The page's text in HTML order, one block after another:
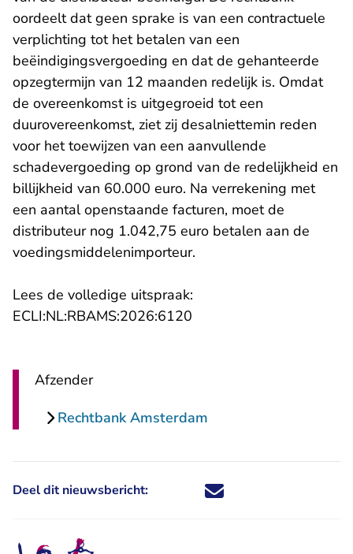
oordeelt dat geen sprake is van een contractuele
verplichting tot het betalen van een
beëindigingsvergoeding en dat de gehanteerde
opzegtermijn van 12 maanden redelijk is. Omdat
de overeenkomst is uitgegroeid tot een
duurovereenkomst, ziet zij desalniettemin reden
voor het toewijzen van een aanvullende
schadevergoeding op grond van de redelijkheid en
billijkheid van 60.000 euro. Na verrekening met
een aantal openstaande facturen, moet de
distributeur nog 1.042,75 euro betalen aan de
voedingsmiddelenimporteur.
Lees de volledige uitspraak:
ECLI:NL:RBAMS:2026:6120
Afzender
Rechtbank Amsterdam
Deel dit nieuwsbericht: Deel dit nieuwsbericht via X -
Deel dit nieuwsbericht via
Deel dit nieuwsbericht
Deel dit